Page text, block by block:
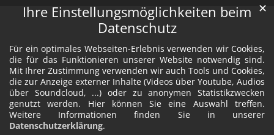
Ihre Einstellungsmöglichkeiten beim
Datenschutz
Für ein optimales Webseiten-Erlebnis verwenden wir Cookies,
die für das Funktionieren unserer Website notwendig sind.
Mit Ihrer Zustimmung verwenden wir auch Tools und Cookies,
die zur Anzeige externer Inhalte (Videos über Youtube, Audios
über Soundcloud, ...) oder zu anonymen Statistikzwecken
genutzt werden. Hier können Sie eine Auswahl treffen.
Weitere Informationen finden Sie in unserer
Datenschutzerklärung.
✕